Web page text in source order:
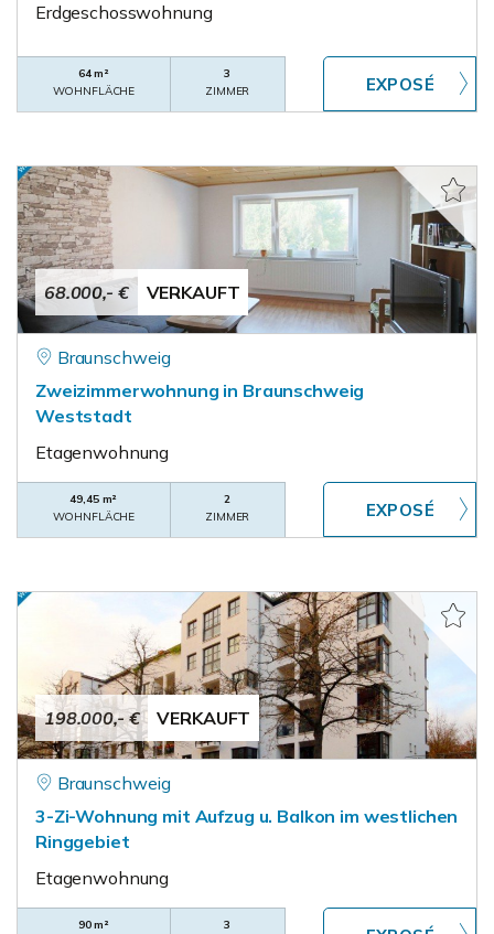
Erdgeschosswohnung
64 m²
WOHNFLÄCHE
3
ZIMMER
68.000,- € VERKAUFT
Braunschweig
Zweizimmerwohnung in Braunschweig
Weststadt
Etagenwohnung
49,45 m²
WOHNFLÄCHE
2
ZIMMER
198.000,- € VERKAUFT
Braunschweig
3-Zi-Wohnung mit Aufzug u. Balkon im westlichen
Ringgebiet
Etagenwohnung
90 m²
3